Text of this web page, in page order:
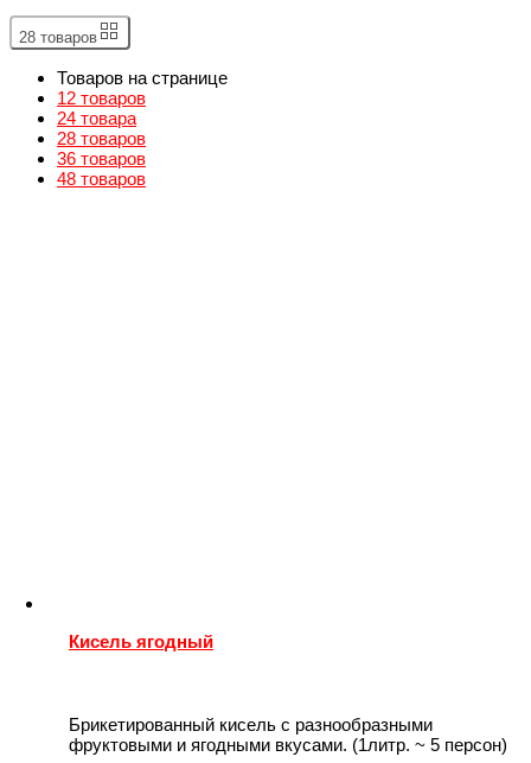
28 товаров
Товаров на странице
12 товаров
24 товара
28 товаров
36 товаров
48 товаров
Кисель ягодный
Брикетированный кисель с разнообразными
фруктовыми и ягодными вкусами. (1литр. ~ 5 персон)